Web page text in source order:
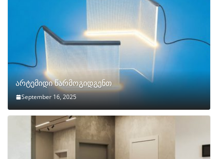
არტემიდი წარმოგიდგენთ
September 16, 2025